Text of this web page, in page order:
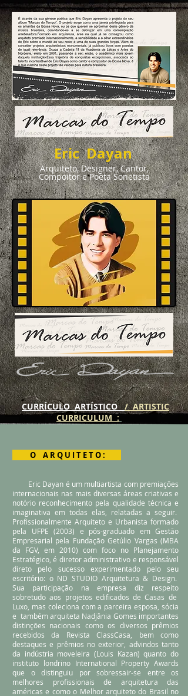
Eric Dayan
Arquiteto, Designer, Cantor,
Compoitor e Poeta Sonetista
CURRÍCULO ARTÍSTICO
/ ARTISTIC
CURRICULUM :
O A R Q U I T E T O :
Eric Dayan é um multiartista com premiações
internacionais nas mais diversas áreas criativas e
notório reconhecimento pela qualidade técnica e
imaginativa em todas elas, relatadas a seguir.
Profissionalmente Arquiteto e Urbanista formado
pela UFPE (2003) e pós-graduado em Gestão
Empresarial pela Fundação Getúlio Vargas (MBA
da FGV, em 2010) com foco no Planejamento
Estratégico, é diretor administrativo e responsável
direto pelo sucesso experimentado pelo seu
escritório: o ND STUDIO Arquitetura & Design.
Sua participação na empresa diz respeito
sobretudo aos projetos edificados de Casas de
Luxo, mas coleciona com a parceira esposa, sócia
e também arquiteta Nadjânia Gomes importantes
distinções nacionais como os diversos prêmios
recebidos da Revista ClassCasa, bem como
destaques e prêmios no exterior, advindos tanto
da indústria moveleira (Louis Kazan) quanto do
instituto londrino International Property Awards
que o distinguiu por sobressair-se entre os
melhores profissionais de arquitetura das
américas e como o Melhor arquiteto do Brasil no